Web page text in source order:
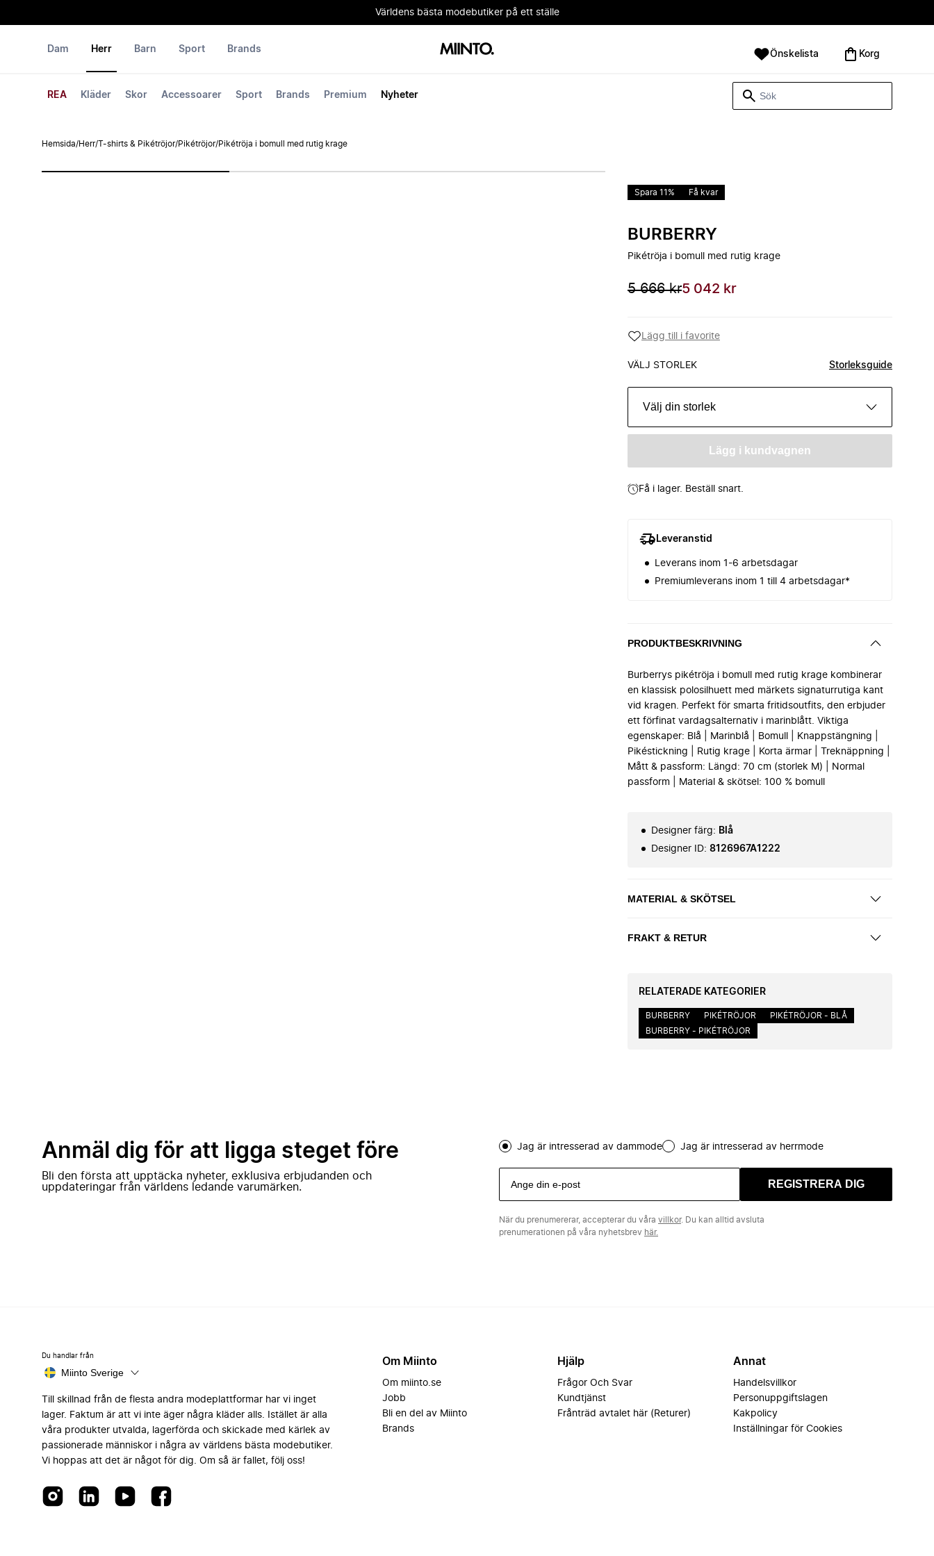
Världens bästa modebutiker på ett ställe
Dam Herr
REA Kläder Skor Accessoarer Sport Brands Premium Nyheter
Barn Sport Brands Önskelista Korg
Hemsida/Herr/T-shirts & Pikétröjor/Pikétröjor/Pikétröja i bomull med rutig krage
Spara 11% Få kvar
BURBERRY
Pikétröja i bomull med rutig krage
5 666 kr5 042 kr
Lägg till i favorite
VÄLJ STORLEK Storleksguide
Välj din storlek
Lägg i kundvagnen
Få i lager. Beställ snart.
Leveranstid
Leverans inom 1-6 arbetsdagar
Premiumleverans inom 1 till 4 arbetsdagar*
PRODUKTBESKRIVNING
Burberrys pikétröja i bomull med rutig krage kombinerar
en klassisk polosilhuett med märkets signaturrutiga kant
vid kragen. Perfekt för smarta fritidsoutfits, den erbjuder
ett förfinat vardagsalternativ i marinblått. Viktiga
egenskaper: Blå | Marinblå | Bomull | Knappstängning |
Pikéstickning | Rutig krage | Korta ärmar | Treknäppning |
Mått & passform: Längd: 70 cm (storlek M) | Normal
passform | Material & skötsel: 100 % bomull
Designer färg: Blå
Designer ID: 8126967A1222
MATERIAL & SKÖTSEL
FRAKT & RETUR
RELATERADE KATEGORIER
BURBERRY PIKÉTRÖJOR
PIKÉTRÖJOR - BLÅ
BURBERRY - PIKÉTRÖJOR
Anmäl dig för att ligga steget före
Bli den första att upptäcka nyheter, exklusiva erbjudanden och
uppdateringar från världens ledande varumärken.
Jag är intresserad av dammode Jag är intresserad av herrmode
REGISTRERA DIG
När du prenumererar, accepterar du våra villkor. Du kan alltid avsluta
prenumerationen på våra nyhetsbrev här.
Du handlar från
Miinto Sverige
Till skillnad från de flesta andra modeplattformar har vi inget
lager. Faktum är att vi inte äger några kläder alls. Istället är alla
våra produkter utvalda, lagerförda och skickade med kärlek av
passionerade människor i några av världens bästa modebutiker.
Vi hoppas att det är något för dig. Om så är fallet, följ oss!
Om Miinto
Om miinto.se
Jobb
Bli en del av Miinto
Brands
Hjälp
Frågor Och Svar
Kundtjänst
Frånträd avtalet här (Returer)
Annat
Handelsvillkor
Personuppgiftslagen
Kakpolicy
Inställningar för Cookies